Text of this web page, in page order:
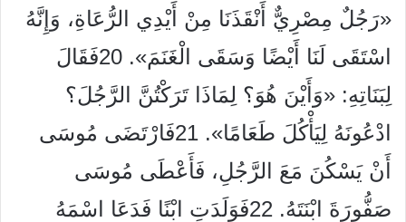
«رَجُلٌ مِصْرِيٌّ أَنْقَذَنَا مِنْ أَيْدِي الرُّعَاةِ، وَإِنَّهُ
اسْتَقَى لَنَا أَيْضًا وَسَقَى الْغَنَمَ». 20فَقَالَ
لِبَنَاتِهِ: «وَأَيْنَ هُوَ؟ لِمَاذَا تَرَكْتُنَّ الرَّجُلَ؟
ادْعُونَهُ لِيَأْكُلَ طَعَامًا». 21فَارْتَضَى مُوسَى
أَنْ يَسْكُنَ مَعَ الرَّجُلِ، فَأَعْطَى مُوسَى
صَفُّورَةَ ابْنَتَهُ. 22فَوَلَدَتِ ابْنًا فَدَعَا اسْمَهُ